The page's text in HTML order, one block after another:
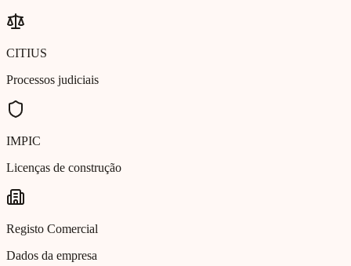
CITIUS
Processos judiciais
IMPIC
Licenças de construção
Registo Comercial
Dados da empresa